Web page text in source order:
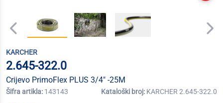
KARCHER
2.645-322.0
Crijevo PrimoFlex PLUS 3/4" -25M
Šifra artikla: 143143 Kataloški broj: KARCHER 2.645-322.0